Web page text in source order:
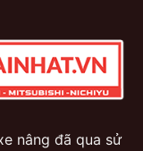
nâng đã qua sử